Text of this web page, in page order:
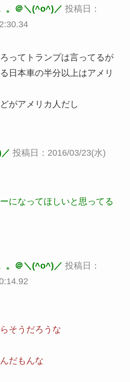
。＠＼(^o^)／ 投稿日：
ってトランプは言ってるが
日本車の半分以上はアメリ
がアメリカ人だし
投稿日：2016/03/23(水)
になってほしいと思ってる
。＠＼(^o^)／ 投稿日：
そうだろうな
だもんな